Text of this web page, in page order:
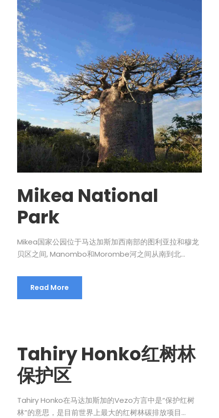
Mikea National
Park
Mikea国家公园位于马达加斯加西南部的图利亚拉和穆龙
贝区之间, Manombo和Morombe河之间从南到北...
Read More
Tahiry Honko红树林
保护区
Tahiry Honko在马达加斯加的Vezo方言中是“保护红树
林”的意思，是目前世界上最大的红树林碳排放项目...